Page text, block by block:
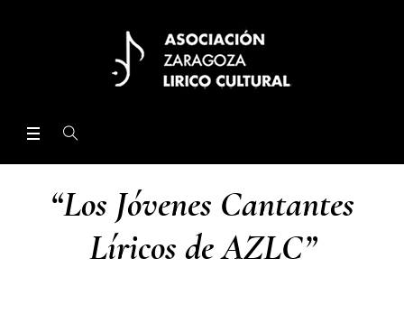
“Los Jóvenes Cantantes
Líricos de AZLC”